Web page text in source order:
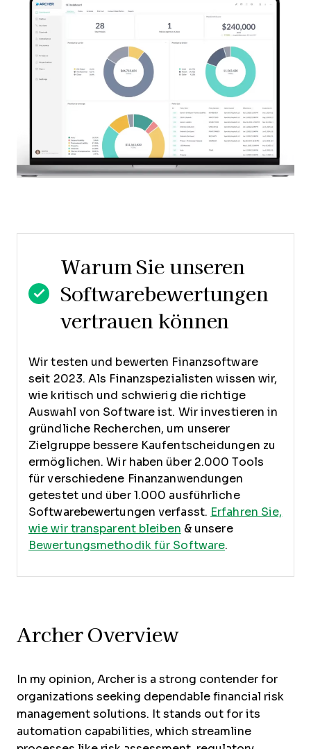
Warum Sie unseren
Softwarebewertungen
vertrauen können
Wir testen und bewerten Finanzsoftware
seit 2023. Als Finanzspezialisten wissen wir,
wie kritisch und schwierig die richtige
Auswahl von Software ist. Wir investieren in
gründliche Recherchen, um unserer
Zielgruppe bessere Kaufentscheidungen zu
ermöglichen. Wir haben über 2.000 Tools
für verschiedene Finanzanwendungen
getestet und über 1.000 ausführliche
Softwarebewertungen verfasst. Erfahren Sie,
wie wir transparent bleiben & unsere
Bewertungsmethodik für Software.
Archer Overview
In my opinion, Archer is a strong contender for
organizations seeking dependable financial risk
management solutions. It stands out for its
automation capabilities, which streamline